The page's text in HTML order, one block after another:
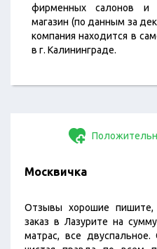
фирменных салонов и
магазин (по данным за
компания находится в
в г. Калининграде.
Москвичка
Отзывы хорошие пишите,
заказ в Лазурите на
матрас, все